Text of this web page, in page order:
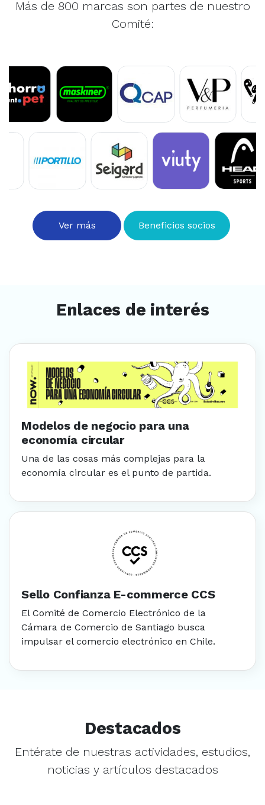
Comité:
Modelos de negocio para una
Modelos de negocio para una
economía circular
Una de las cosas más complejas para la
economía circular es el punto de partida.
Sello Confianza E-commerce
Sello Confianza E-commerce CCS
El Comité de Comercio Electrónico de la
Cámara de Comercio de Santiago busca
impulsar el comercio electrónico en Chile.
Entérate de nuestras actividades, estudios,
noticias y artículos destacados